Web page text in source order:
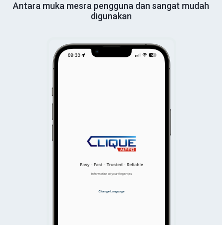
Antara muka mesra pengguna dan sangat mudah
digunakan